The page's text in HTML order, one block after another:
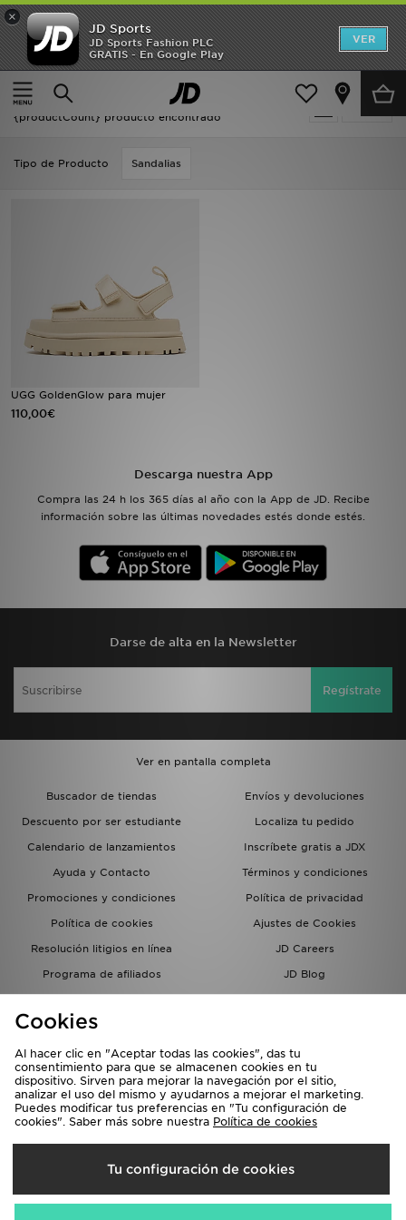
×
JD Sports
JD Sports Fashion PLC
GRATIS - En Google Play
VER
Página principal
Beige UGG UGG GoldenGlow
Beige UGG UGG GoldenGlow
{productCount} producto encontrado
Tipo de Producto Sandalias
UGG GoldenGlow para mujer
110,00€
Descarga nuestra App
Compra las 24 h los 365 días al año con la App de JD. Recibe
información sobre las últimas novedades estés donde estés.
Darse de alta en la Newsletter
Regístrate
Ver en pantalla completa
Buscador de tiendas
Envíos y devoluciones
Descuento por ser estudiante
Localiza tu pedido
Calendario de lanzamientos
Inscríbete gratis a JDX
Ayuda y Contacto
Términos y condiciones
Promociones y condiciones
Política de privacidad
Política de cookies
Ajustes de Cookies
Resolución litigios en línea
JD Careers
Programa de afiliados
JD Blog
del grupo JD - Whistleblowing
Selecciona País
España
Hombre
Mujer
Niños
Deportes & Fitness
JD Fútbol
Cookies
Al hacer clic en "Aceptar todas las cookies", das tu
consentimiento para que se almacenen cookies en tu
dispositivo. Sirven para mejorar la navegación por el sitio,
analizar el uso del mismo y ayudarnos a mejorar el marketing.
Puedes modificar tus preferencias en "Tu configuración de
cookies". Saber más sobre nuestra Política de cookies
Tu configuración de cookies